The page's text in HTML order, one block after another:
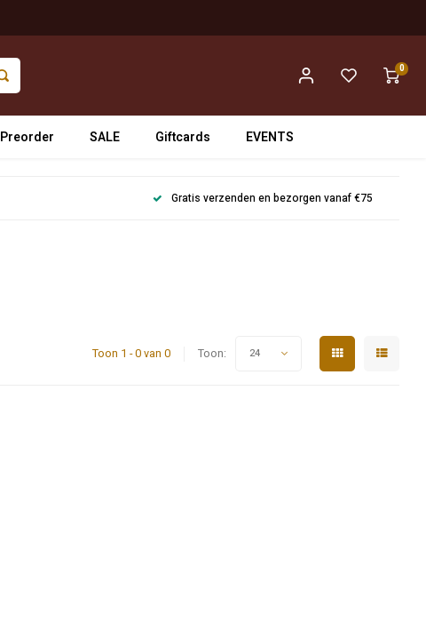
0
Preorder SALE Giftcards EVENTS
Gratis verzenden en bezorgen vanaf €75
Toon 1 - 0 van 0 Toon: 24